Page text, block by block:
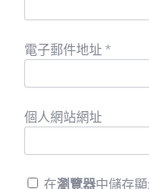
電子郵件地址 *
個人網站網址
在瀏覽器中儲存